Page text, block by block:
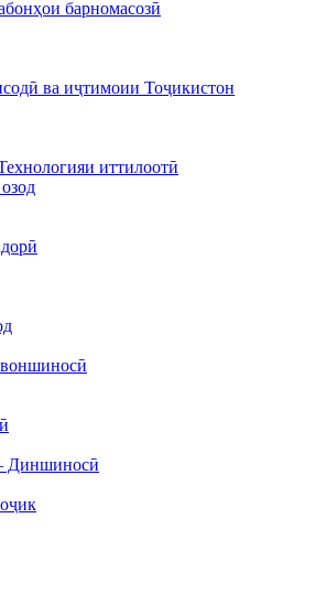
барномасозӣ
ва иҷтимоии Тоҷикистон
иттилоотӣ
Диншиносӣ